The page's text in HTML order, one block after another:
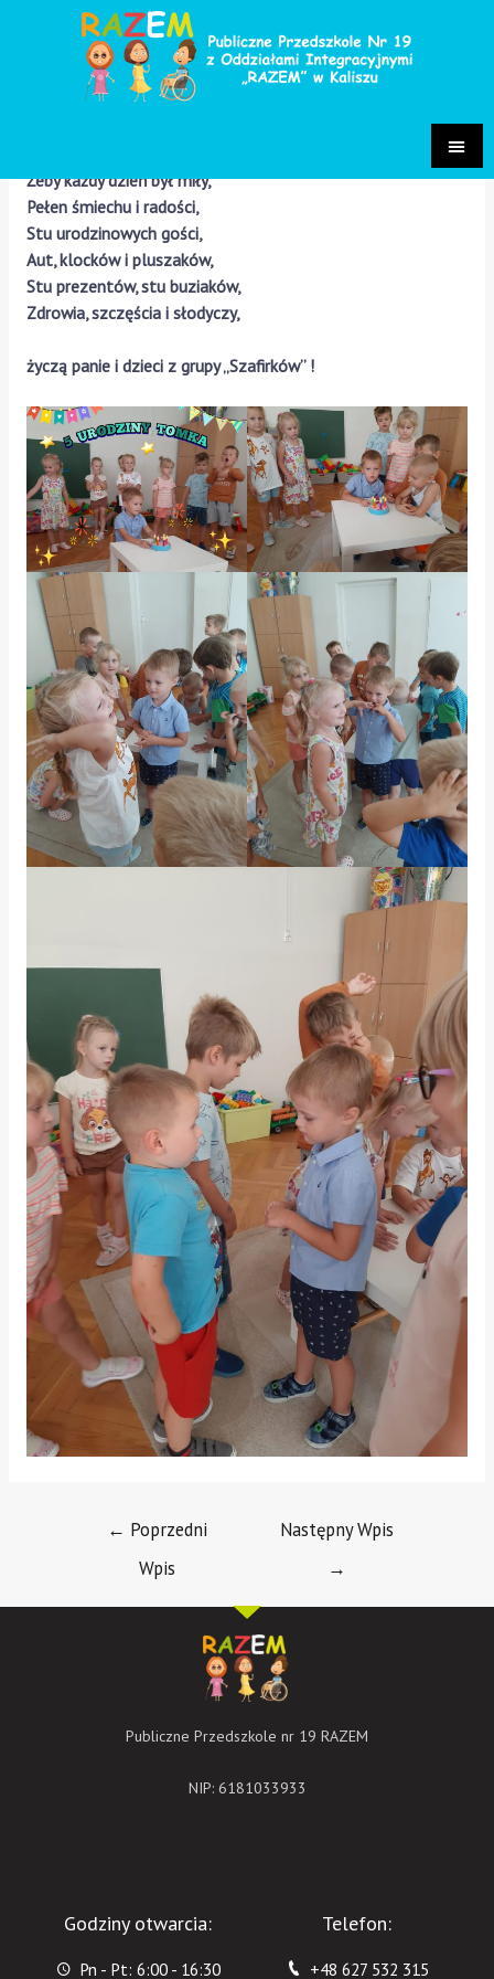
Urodziny Tomka
Żeby każdy dzień był miły,
Pełen śmiechu i radości,
Stu urodzinowych gości,
Aut, klocków i pluszaków,
Stu prezentów, stu buziaków,
Zdrowia, szczęścia i słodyczy,
życzą panie i dzieci z grupy „Szafirków” !
← Poprzedni
Wpis
Następny Wpis
→
Publiczne Przedszkole nr 19 RAZEM
NIP: 6181033933
Godziny otwarcia:
Pn - Pt: 6:00 - 16:30
Telefon:
+48 627 532 315